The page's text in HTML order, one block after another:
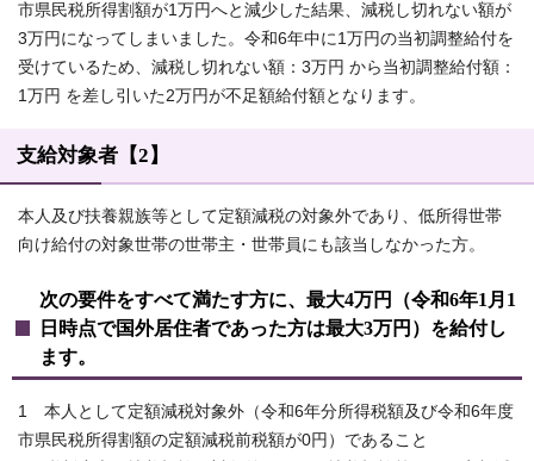
市県民税所得割額が1万円へと減少した結果、減税し切れない額が
3万円になってしまいました。令和6年中に1万円の当初調整給付を
受けているため、減税し切れない額：3万円 から当初調整給付額：
1万円 を差し引いた2万円が不足額給付額となります。
支給対象者【2】
本人及び扶養親族等として定額減税の対象外であり、低所得世帯
向け給付の対象世帯の世帯主・世帯員にも該当しなかった方。
次の要件をすべて満たす方に、最大4万円（令和6年1月1
日時点で国外居住者であった方は最大3万円）を給付し
ます。
1 本人として定額減税対象外（令和6年分所得税額及び令和6年度
市県民税所得割額の定額減税前税額が0円）であること